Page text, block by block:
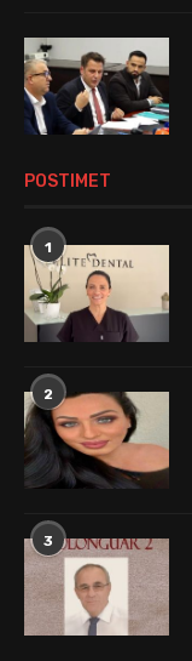
POSTIMET
1
2
3